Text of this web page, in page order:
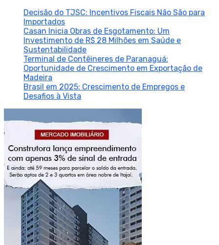
Decisão do TJSC: Incentivos Fiscais Não São para
Importados
Casan Inicia Obras de Esgotamento: Um
Investimento de R$ 28 Milhões em Saúde e
Sustentabilidade
Terminal de Contêineres de Paranaguá:
Oportunidade de Crescimento em Exportação de
Madeira
Brasil em 2025: Crescimento de Empregos e
Desafios à Vista